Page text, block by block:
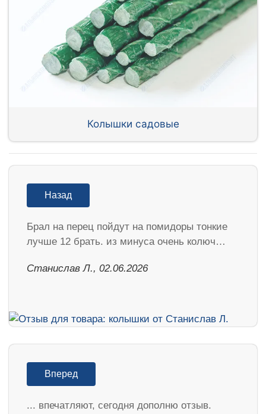
Колышки садовые
Назад
Брал на перец пойдут на помидоры тонкие
лучше 12 брать. из минуса очень колюч…
Станислав Л., 02.06.2026
Вперед
... впечатляют, сегодня дополню отзыв.